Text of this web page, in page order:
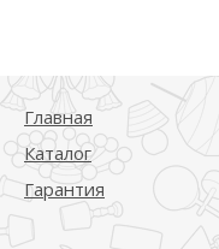
Главная
Каталог
Гарантия